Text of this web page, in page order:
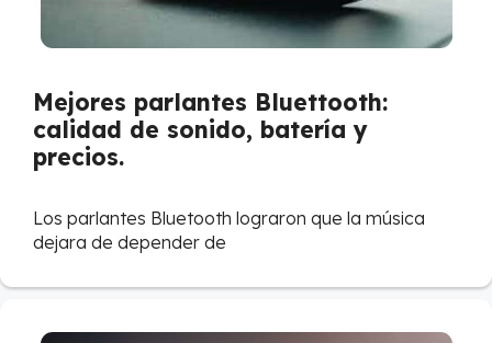
Mejores parlantes Bluettooth:
calidad de sonido, batería y
precios.
Los parlantes Bluetooth lograron que la música
dejara de depender de